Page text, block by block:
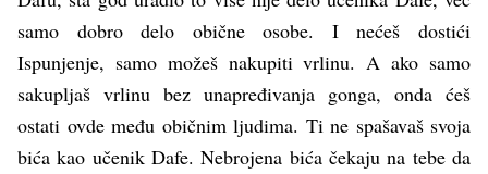
samo dobro delo obične osobe. I nećeš dostići
Ispunjenje, samo možeš nakupiti vrlinu. A ako samo
sakupljaš vrlinu bez unapređivanja gonga, onda ćeš
ostati ovde među običnim ljudima. Ti ne spašavaš svoja
bića kao učenik Dafe. Nebrojena bića čekaju na tebe da